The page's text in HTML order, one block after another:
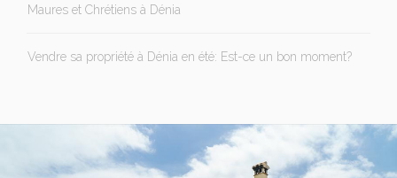
Maures et Chrétiens à Dénia
Vendre sa propriété à Dénia en été: Est-ce un bon moment?